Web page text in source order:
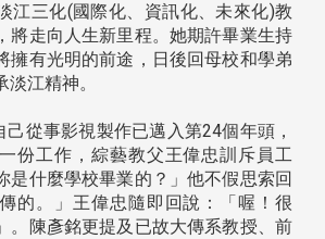
江三化(國際化、資訊化、未來化)教
將走向人生新里程。她期許畢業生持
擁有光明的前途，日後回母校和學弟
江精神。
從事影視製作已邁入第24個年頭，
份工作，綜藝教父王偉忠訓斥員工
是什麼學校畢業的？」他不假思索回
的。」王偉忠隨即回說：「喔！很
。陳彥銘更提及已故大傳系教授、前